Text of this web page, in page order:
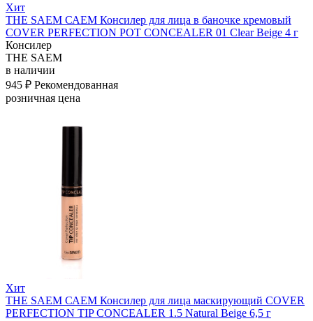
Хит
THE SAEM САЕМ Консилер для лица в баночке кремовый
COVER PERFECTION POT CONCEALER 01 Clear Beige 4 г
Консилер
THE SAEM
в наличии
945 ₽ Рекомендованная
розничная цена
Хит
THE SAEM САЕМ Консилер для лица маскирующий COVER
PERFECTION TIP CONCEALER 1.5 Natural Beige 6,5 г